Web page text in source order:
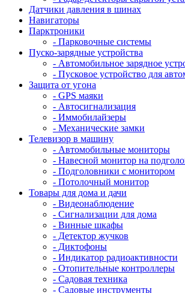
Датчики давления в шинах
Навигаторы
Парктроники
- Парковочные системы
Пуско-зарядные устройства
- Автомобильное зарядное
- Пусковое устройство для
Защита от угона
- GPS маяки
- Автосигнализация
- Иммобилайзеры
- Механические замки
Телевизор в машину
- Автомобильные мониторы
- Навесной монитор на
- Подголовники с монитором
- Потолочный монитор
Товары для дома и дачи
- Видеонаблюдение
- Сигнализации для дома
- Винные шкафы
- Детектор жучков
- Диктофоны
- Индикатор радиоактивности
- Отопительные контроллеры
- Садовая техника
- Садовые инструменты